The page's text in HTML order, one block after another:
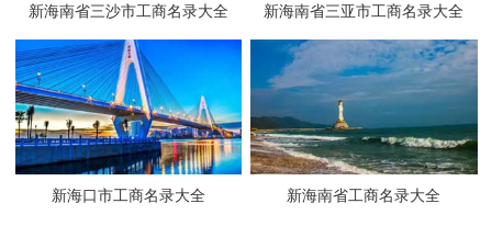
新海南省三沙市工商名录大全 新海南省三亚市工商名录大全
新海口市工商名录大全 新海南省工商名录大全